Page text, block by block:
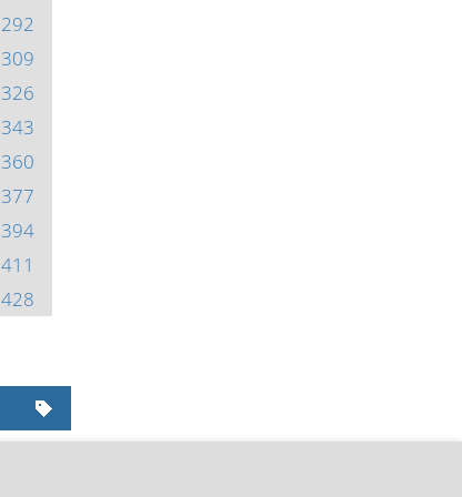
292
309
326
343
360
377
394
411
428